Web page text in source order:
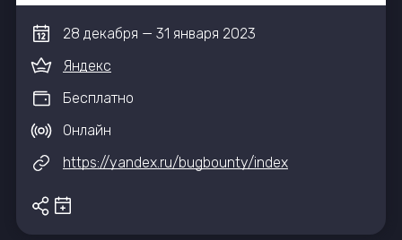
28 декабря — 31 января 2023
Яндекс
Бесплатно
Онлайн
https://yandex.ru/bugbounty/index